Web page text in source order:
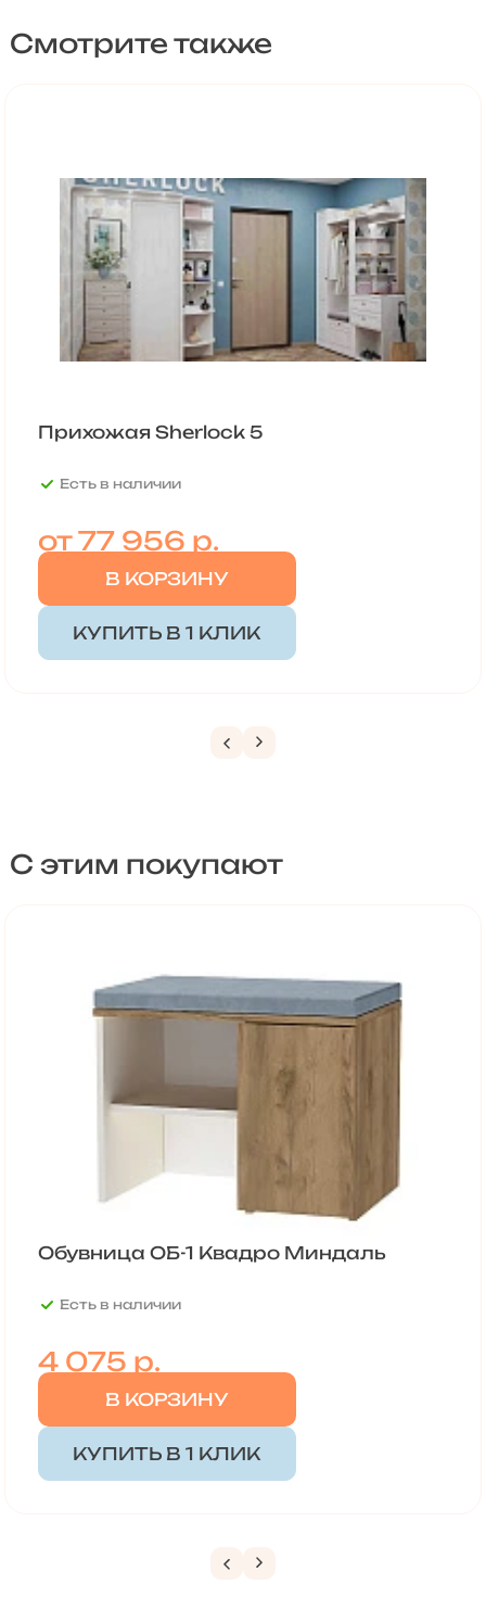
Смотрите также
Прихожая Sherlock 5
Есть в наличии
от77 956 р.
В КОРЗИНУ
КУПИТЬ В 1 КЛИК
С этим покупают
Обувница ОБ-1 Квадро Миндаль
Есть в наличии
4 075 р.
В КОРЗИНУ
КУПИТЬ В 1 КЛИК